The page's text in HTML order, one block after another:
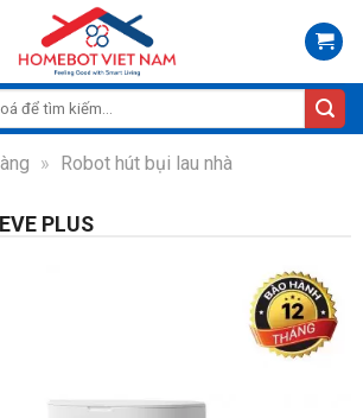
» Robot hút bụi lau nhà
PLUS